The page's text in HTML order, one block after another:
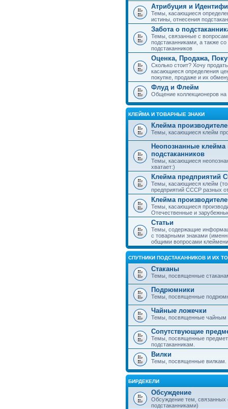
Атрибуция и
Темы, касающиеся
истины, отнесения
Забота о
Темы, связанные с
подстаканниками, а также
подстаканников
Оценка, Продажа,
Сколько стоит? Хочу
касающиеся определения
покупке, продаже и их
Флуд и Флейм
Общение коллекционеров
КЛЕЙМА И ТОВАРНЫЕ ЗНАКИ
Клейма
Темы, касающиеся клейм
Неопознанные клейма
подстаканников
Темы, касающиеся
хватает:)
Клейма предприятий
Темы, касающиеся клейм
предприятий СССР разных
Клейма
Темы, касающиеся
Отечественные и
Статьи
Темы, содержащие
с товарными знаками
общими вопросами
СПУТНИКИ ПОДСТАКАННИКОВ И ИХ
Стаканы
Темы, посвященные
Подрюмники
Темы, посвященные
Чайные ложечки
Темы, посвященные чайным
Сопутствующие
Темы, посвященные
подстаканникам.
Вилки
Темы, посвященные вилкам.
БИРДЕКЕЛИ
Обсуждение
Обсуждение тем,
подстаканниками)